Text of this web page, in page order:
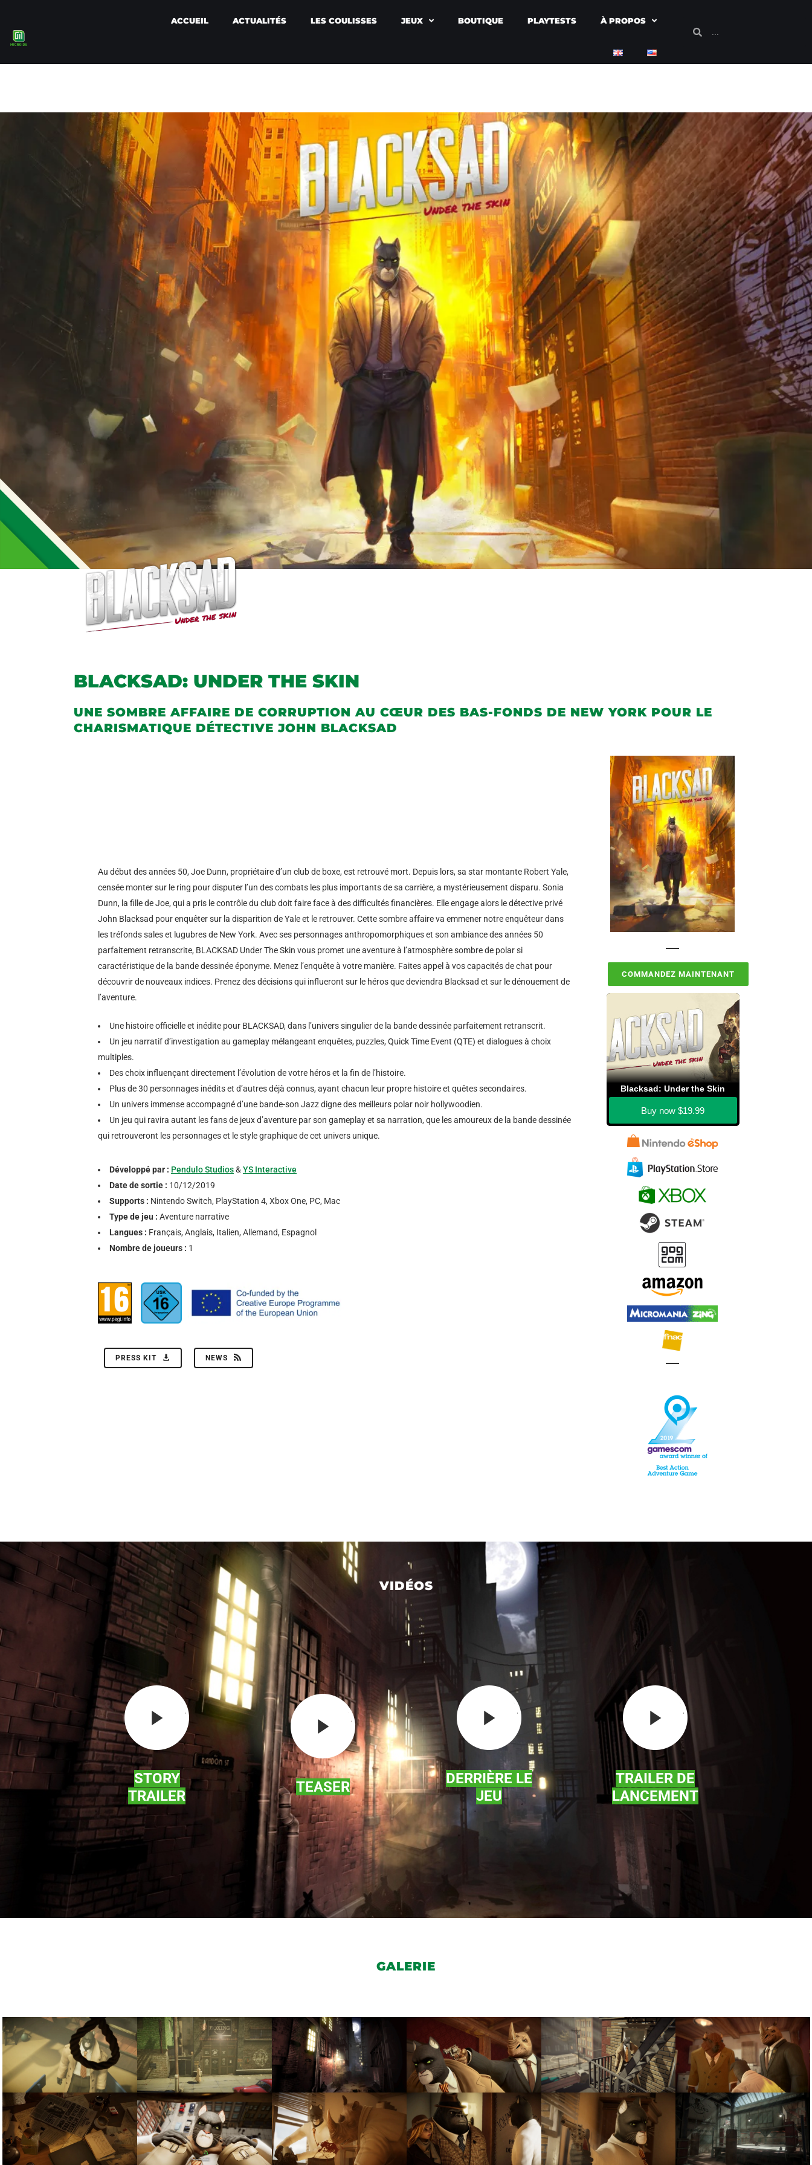
ACCUEIL ACTUALITÉS LES COULISSES JEUX BOUTIQUE PLAYTESTS À PROPOS
BLACKSAD: UNDER THE SKIN
UNE SOMBRE AFFAIRE DE CORRUPTION AU CŒUR DES BAS-FONDS DE NEW YORK POUR LE
CHARISMATIQUE DÉTECTIVE JOHN BLACKSAD
Au début des années 50, Joe Dunn, propriétaire d’un club de boxe, est retrouvé mort. Depuis lors, sa star montante Robert Yale,
censée monter sur le ring pour disputer l’un des combats les plus importants de sa carrière, a mystérieusement disparu. Sonia
Dunn, la fille de Joe, qui a pris le contrôle du club doit faire face à des difficultés financières. Elle engage alors le détective privé
John Blacksad pour enquêter sur la disparition de Yale et le retrouver. Cette sombre affaire va emmener notre enquêteur dans
les tréfonds sales et lugubres de New York. Avec ses personnages anthropomorphiques et son ambiance des années 50
parfaitement retranscrite, BLACKSAD Under The Skin vous promet une aventure à l’atmosphère sombre de polar si
caractéristique de la bande dessinée éponyme. Menez l’enquête à votre manière. Faites appel à vos capacités de chat pour
découvrir de nouveaux indices. Prenez des décisions qui influeront sur le héros que deviendra Blacksad et sur le dénouement de
l’aventure.
Une histoire officielle et inédite pour BLACKSAD, dans l’univers singulier de la bande dessinée parfaitement retranscrit.
Un jeu narratif d’investigation au gameplay mélangeant enquêtes, puzzles, Quick Time Event (QTE) et dialogues à choix
multiples.
Des choix influençant directement l’évolution de votre héros et la fin de l’histoire.
Plus de 30 personnages inédits et d’autres déjà connus, ayant chacun leur propre histoire et quêtes secondaires.
Un univers immense accompagné d’une bande-son Jazz digne des meilleurs polar noir hollywoodien.
Un jeu qui ravira autant les fans de jeux d’aventure par son gameplay et sa narration, que les amoureux de la bande dessinée
qui retrouveront les personnages et le style graphique de cet univers unique.
Développé par : Pendulo Studios& YS Interactive
Date de sortie : 10/12/2019
Supports : Nintendo Switch, PlayStation 4, Xbox One, PC, Mac
Type de jeu : Aventure narrative
Langues : Français, Anglais, Italien, Allemand, Espagnol
Nombre de joueurs : 1
PRESS KIT NEWS
COMMANDEZ MAINTENANT
Blacksad: Under the Skin
Buy now$19.99
VIDÉOS
STORY
TRAILER
TEASER
DERRIÈRE LE
JEU
TRAILER DE
LANCEMENT
GALERIE